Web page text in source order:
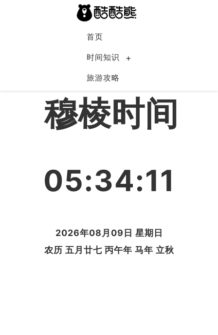
首页
时间知识
旅游攻略
中国
穆棱时间
05:34:11
2026年08月09日 星期日
农历 五月廿七 丙午年 马年 立秋